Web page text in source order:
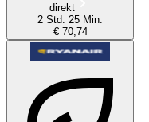
direkt
2 Std. 25 Min.
€ 70,74